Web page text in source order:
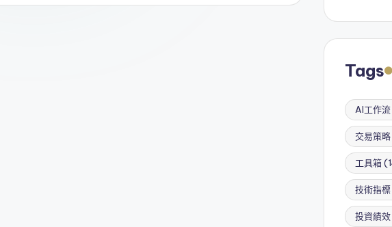
Tags
AI工作流
交易策略
工具箱
技術指標
投資績效